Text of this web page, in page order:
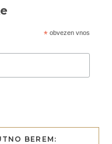
* obvezen vnos
BEREM: